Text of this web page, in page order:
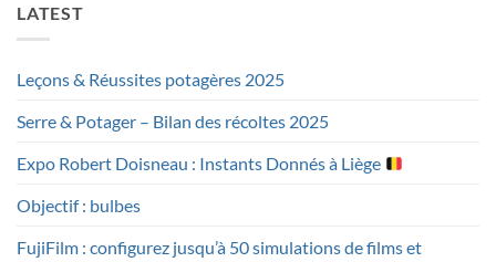
LATEST
Leçons & Réussites potagères 2025
Serre & Potager – Bilan des récoltes 2025
Expo Robert Doisneau : Instants Donnés à Liège
Objectif : bulbes
FujiFilm : configurez jusqu’à 50 simulations de films et